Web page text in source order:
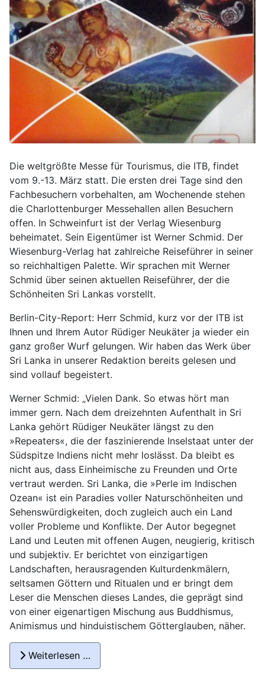
Die weltgrößte Messe für Tourismus, die ITB, findet
vom 9.-13. März statt. Die ersten drei Tage sind den
Fachbesuchern vorbehalten, am Wochenende stehen
die Charlottenburger Messehallen allen Besuchern
offen. In Schweinfurt ist der Verlag Wiesenburg
beheimatet. Sein Eigentümer ist Werner Schmid. Der
Wiesenburg-Verlag hat zahlreiche Reiseführer in seiner
so reichhaltigen Palette. Wir sprachen mit Werner
Schmid über seinen aktuellen Reiseführer, der die
Schönheiten Sri Lankas vorstellt.
Berlin-City-Report: Herr Schmid, kurz vor der ITB ist
Ihnen und Ihrem Autor Rüdiger Neukäter ja wieder ein
ganz großer Wurf gelungen. Wir haben das Werk über
Sri Lanka in unserer Redaktion bereits gelesen und
sind vollauf begeistert.
Werner Schmid: „Vielen Dank. So etwas hört man
immer gern. Nach dem dreizehnten Aufenthalt in Sri
Lanka gehört Rüdiger Neukäter längst zu den
»Repeaters«, die der faszinierende Inselstaat unter der
Südspitze Indiens nicht mehr loslässt. Da bleibt es
nicht aus, dass Einheimische zu Freunden und Orte
vertraut werden. Sri Lanka, die »Perle im Indischen
Ozean« ist ein Paradies voller Naturschönheiten und
Sehenswürdigkeiten, doch zugleich auch ein Land
voller Probleme und Konflikte. Der Autor begegnet
Land und Leuten mit offenen Augen, neugierig, kritisch
und subjektiv. Er berichtet von einzigartigen
Landschaften, herausragenden Kulturdenkmälern,
seltsamen Göttern und Ritualen und er bringt dem
Leser die Menschen dieses Landes, die geprägt sind
von einer eigenartigen Mischung aus Buddhismus,
Animismus und hinduistischem Götterglauben, näher.
Weiterlesen …